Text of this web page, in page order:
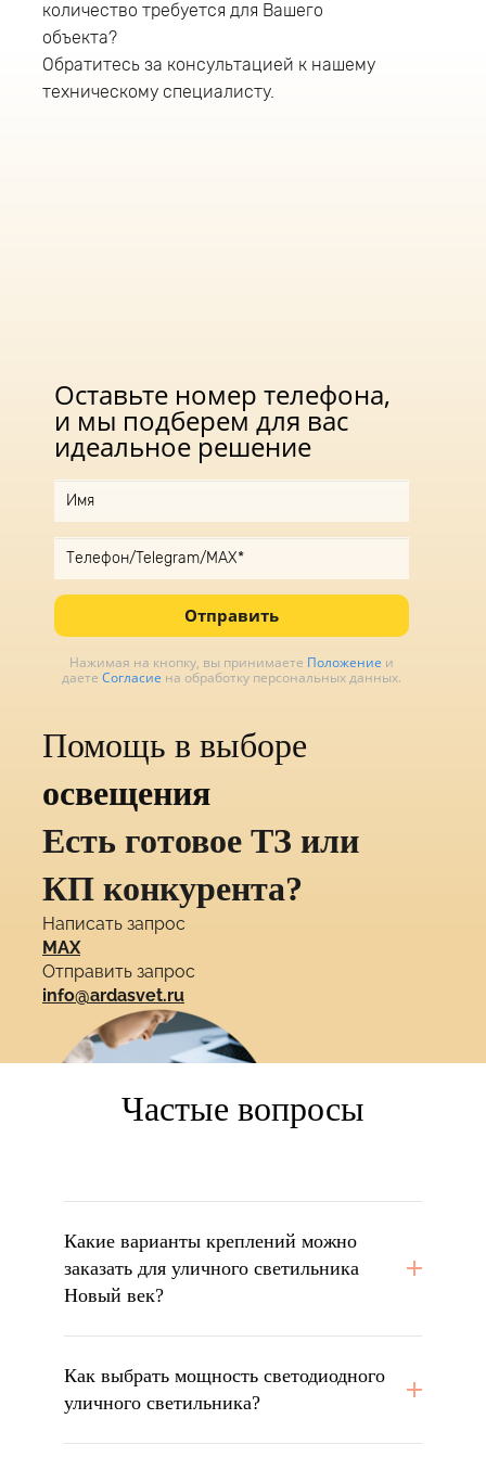
«Модуль», универсальный У-2, 220 Вт как для
внешнего, так и для внутреннего освещения.
Светильник «Модуль», универсальный У-2, 220
Вт оснащен универсальным типом крепления
и монтируется на трубу диаметром до 52мм.
количество требуется для Вашего
объекта?
Обратитесь за консультацией к нашему
техническому специалисту.
Оставьте номер телефона,
и мы подберем для вас
идеальное решение
Отправить
Нажимая на кнопку, вы принимаете Положение и
даете Согласие на обработку персональных данных.
Помощь в выборе
освещения
Есть готовое ТЗ или
КП конкурента?
Написать запрос
MAX
Отправить запрос
info@ardasvet.ru
Частые вопросы
Какие варианты креплений можно
заказать для уличного светильника
Новый век?
Как выбрать мощность светодиодного
уличного светильника?